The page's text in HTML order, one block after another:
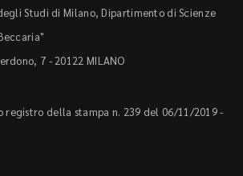
Studi di Milano, Dipartimento di Scienze
7 - 20122 MILANO
registro della stampa n. 239 del 06/11/2019 -